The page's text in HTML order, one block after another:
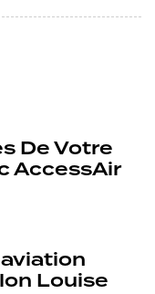
De Votre
AccessAir
Louise